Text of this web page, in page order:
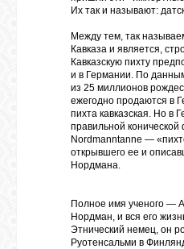
Их так и называют:
Между тем, так
Кавказа и является,
Кавказскую пихту
и в Германии. По
из 25 миллионов
ежегодно продаются в
пихта кавказская. Но в
правильной
Nordmanntanne —
открывшего ее и
Нордмана.
Полное имя ученого —
Нордман, и вся его
Этнический немец, он
Руотенсальми в